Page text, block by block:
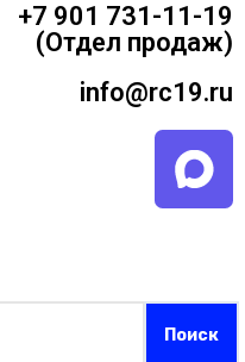
+7 901 731-11-19
(Отдел продаж)
info@rc19.ru